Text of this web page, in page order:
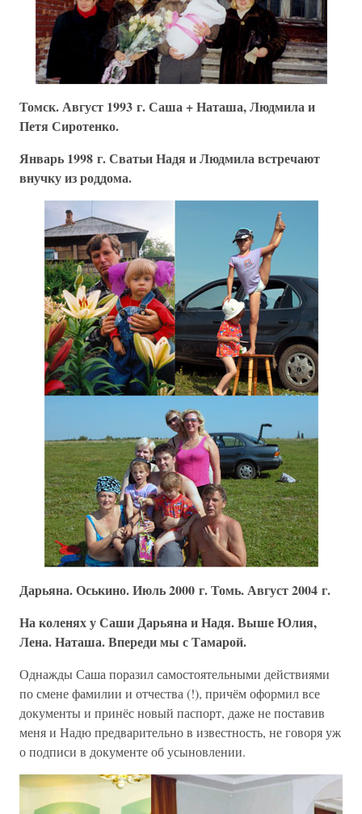
Томск. Август 1993 г. Саша + Наташа, Людмила и
Петя Сиротенко.
Январь 1998 г. Сватьи Надя и Людмила встречают
внучку из роддома.
Дарьяна. Оськино. Июль 2000 г. Томь. Август 2004 г.
На коленях у Саши Дарьяна и Надя. Выше Юлия,
Лена. Наташа. Впереди мы с Тамарой.
Однажды Саша поразил самостоятельными действиями
по смене фамилии и отчества (!), причём оформил все
документы и принёс новый паспорт, даже не поставив
меня и Надю предварительно в известность, не говоря уж
о подписи в документе об усыновлении.